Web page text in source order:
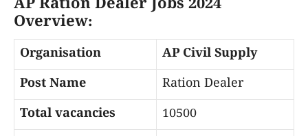
AP Ration Dealer Jobs 2024
Overview:
Organisation
AP Civil Supply
Post Name
Ration Dealer
Total vacancies
10500